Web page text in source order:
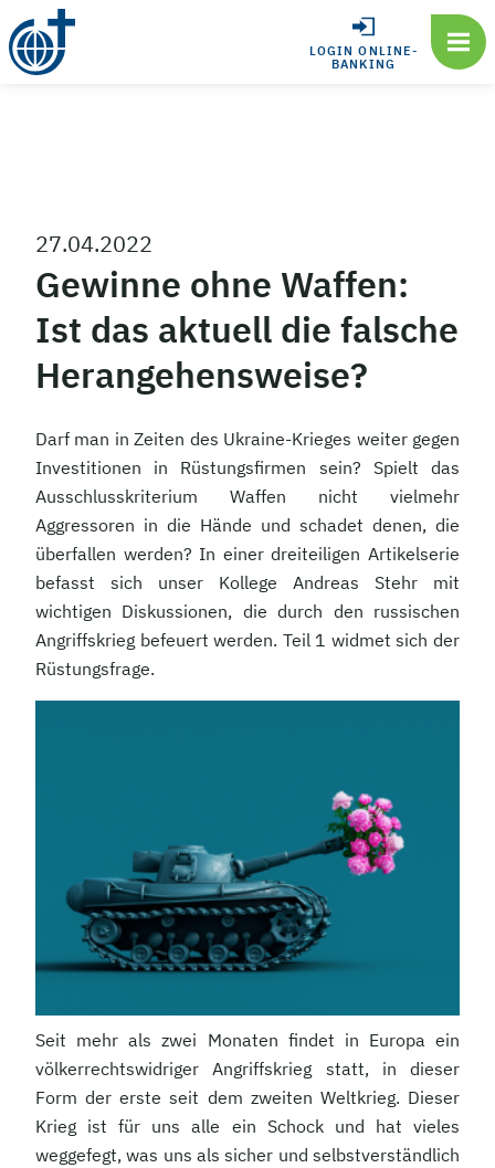
LOGIN ONLINE-
BANKING
27.04.2022
Gewinne ohne Waffen:
Ist das aktuell die falsche
Herangehensweise?
Darf man in Zeiten des Ukraine-Krieges weiter gegen
Investitionen in Rüstungsfirmen sein? Spielt das
Ausschlusskriterium Waffen nicht vielmehr
Aggressoren in die Hände und schadet denen, die
überfallen werden? In einer dreiteiligen Artikelserie
befasst sich unser Kollege Andreas Stehr mit
wichtigen Diskussionen, die durch den russischen
Angriffskrieg befeuert werden. Teil 1 widmet sich der
Rüstungsfrage.
Seit mehr als zwei Monaten findet in Europa ein
völkerrechtswidriger Angriffskrieg statt, in dieser
Form der erste seit dem zweiten Weltkrieg. Dieser
Krieg ist für uns alle ein Schock und hat vieles
weggefegt, was uns als sicher und selbstverständlich